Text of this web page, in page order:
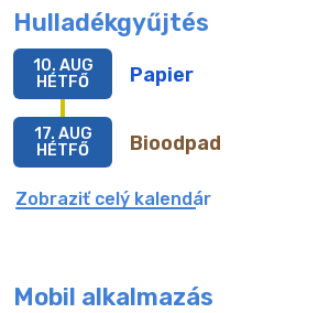
Hulladékgyűjtés
Papier
10. AUG
HÉTFŐ
Bioodpad
17. AUG
HÉTFŐ
Zobraziť celý kalendár
Mobil alkalmazás